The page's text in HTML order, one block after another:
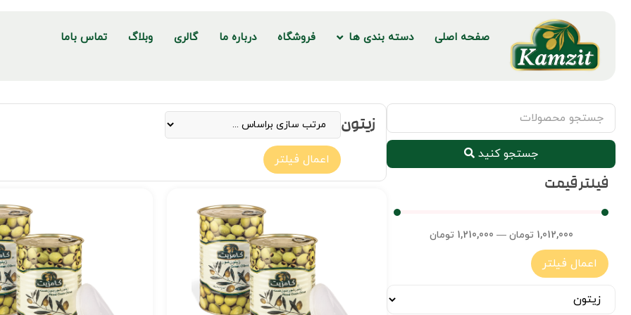
صفحه اصلی دسته بندی ها فروشگاه درباره ما گالری وبلاگ تماس باما
جستجو کنید
فیلتر قیمت
1,012,000 تومان —
1,210,000 تومان
اعمال فیلتر
زیتون
اعمال فیلتر